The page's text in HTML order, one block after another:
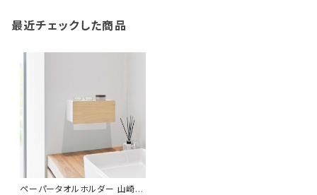
paperblanks
KIND BAG LONDON
tower
スポーツバッグ
パソコンケース
バッグアクセサリー
ソープディスペンサー
調理器具・調理小物
ディッシュラック
ガーデニング用品
クッション・クッションカバー
玄関収納
猫用グッズ
最近チェックした商品
ペーパータオルホルダー 山崎実